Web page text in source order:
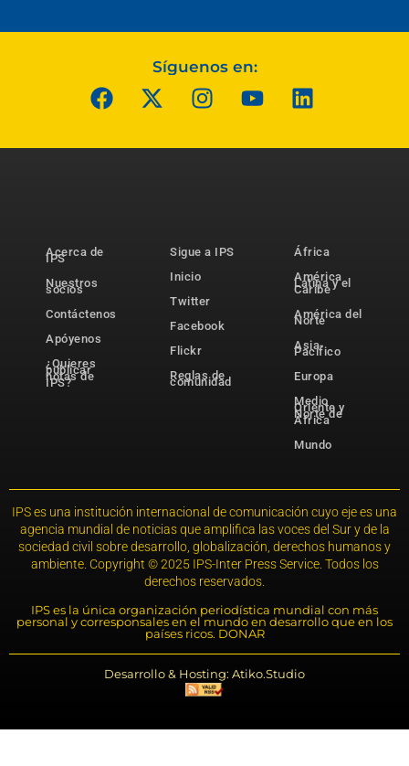
Síguenos en:
Acerca de
IPS
Nuestros
socios
Contáctenos
Apóyenos
¿Quieres
publicar
notas de
IPS?
Sigue a IPS
Inicio
Twitter
Facebook
Flickr
Reglas de
comunidad
África
América
Latina y el
Caribe
América del
Norte
Asia-
Pacífico
Europa
Medio
Oriente y
Norte de
África
Mundo
IPS es una institución internacional de comunicación cuyo eje es una
agencia mundial de noticias que amplifica las voces del Sur y de la
sociedad civil sobre desarrollo, globalización, derechos humanos y
ambiente. Copyright © 2025 IPS-Inter Press Service. Todos los
derechos reservados.
IPS es la única organización periodística mundial con más
personal y corresponsales en el mundo en desarrollo que en los
países ricos. DONAR
Desarrollo & Hosting: Atiko.Studio